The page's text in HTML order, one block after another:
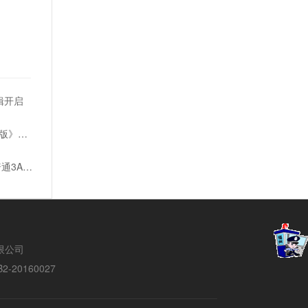
开启
公园经营游戏《游乐园建造师：豪华版》宣传片发布
金亨泰揭秘《星刃》开发成本 仅有普通3A游戏的1/3
公司
20160027